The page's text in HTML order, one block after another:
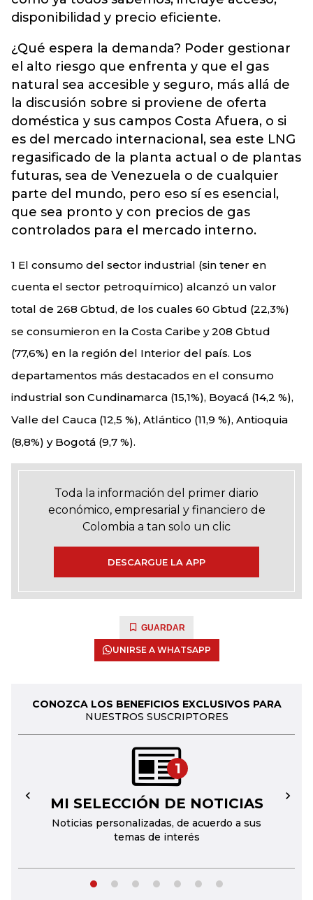
disponibilidad y precio eficiente.
¿Qué espera la demanda? Poder gestionar
el alto riesgo que enfrenta y que el gas
natural sea accesible y seguro, más allá de
la discusión sobre si proviene de oferta
doméstica y sus campos Costa Afuera, o si
es del mercado internacional, sea este LNG
regasificado de la planta actual o de plantas
futuras, sea de Venezuela o de cualquier
parte del mundo, pero eso sí es esencial,
que sea pronto y con precios de gas
controlados para el mercado interno.
1 El consumo del sector industrial (sin tener en
cuenta el sector petroquímico) alcanzó un valor
total de 268 Gbtud, de los cuales 60 Gbtud (22,3%)
se consumieron en la Costa Caribe y 208 Gbtud
(77,6%) en la región del Interior del país. Los
departamentos más destacados en el consumo
industrial son Cundinamarca (15,1%), Boyacá (14,2 %),
Valle del Cauca (12,5 %), Atlántico (11,9 %), Antioquia
(8,8%) y Bogotá (9,7 %).
Toda la información del primer diario
económico, empresarial y financiero de
Colombia a tan solo un clic
DESCARGUE LA APP
GUARDAR
UNIRSE A WHATSAPP
CONOZCA LOS BENEFICIOS EXCLUSIVOS PARA
NUESTROS SUSCRIPTORES
1
MI SELECCIÓN DE NOTICIAS
Noticias personalizadas, de acuerdo a sus
temas de interés
← →